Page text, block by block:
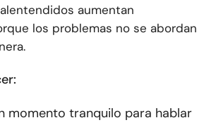
aumentan
los problemas no se abordan
momento tranquilo para hablar